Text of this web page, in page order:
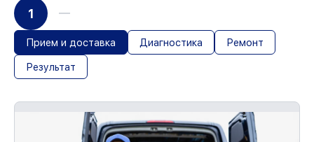
1
Прием и доставка Диагностика Ремонт
Результат